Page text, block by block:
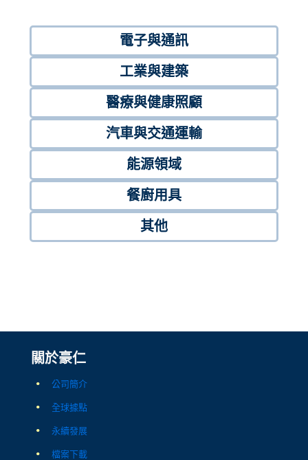
電子與通訊
工業與建築
醫療與健康照顧
汽車與交通運輸
能源領域
餐廚用具
其他
關於豪仁
公司簡介
全球據點
永續發展
檔案下載